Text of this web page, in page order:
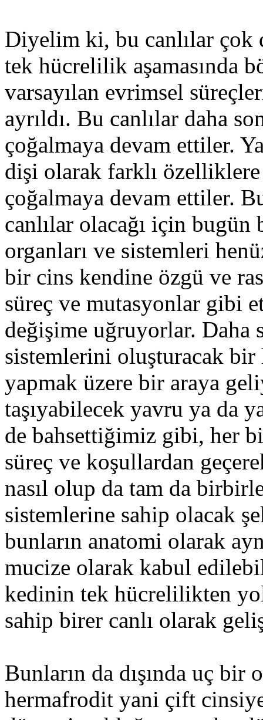
Diyelim ki, bu canlılar çok
tek hücrelilik aşamasında
varsayılan evrimsel
ayrıldı. Bu canlılar daha
çoğalmaya devam ettiler.
dişi olarak farklı
çoğalmaya devam ettiler.
canlılar olacağı için
organları ve sistemleri
bir cins kendine özgü ve
süreç ve mutasyonlar gibi
değişime uğruyorlar. Daha
sistemlerini oluşturacak bir
yapmak üzere bir araya
taşıyabilecek yavru ya da
de bahsettiğimiz gibi, her
süreç ve koşullardan
nasıl olup da tam da
sistemlerine sahip olacak
bunların anatomi olarak
mucize olarak kabul
kedinin tek hücrelilikten
sahip birer canlı olarak
Bunların da dışında uç bir
hermafrodit yani çift